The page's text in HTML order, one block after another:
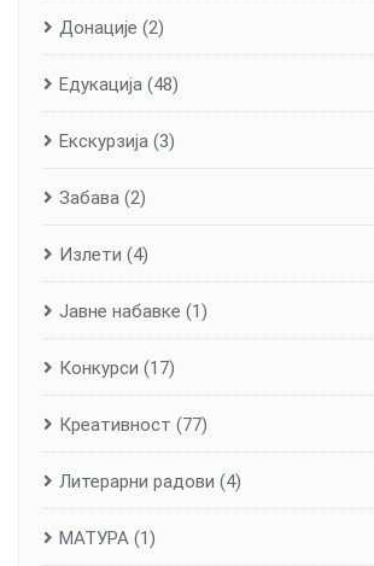
Донације (2)
Едукација (48)
Екскурзија (3)
Забава (2)
Излети (4)
Јавне набавке (1)
Конкурси (17)
Креативност (77)
Литерарни радови (4)
МАТУРА (1)